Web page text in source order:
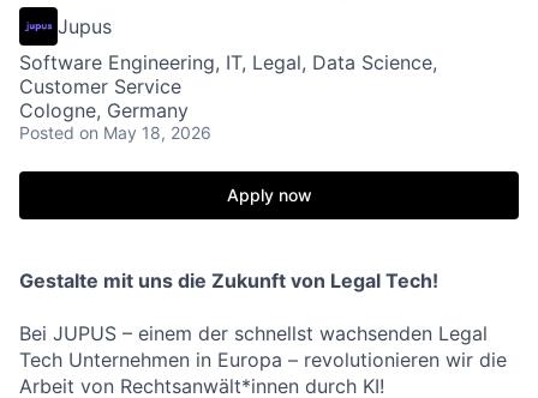
Jupus
Software Engineering, IT, Legal, Data Science,
Customer Service
Cologne, Germany
Posted on May 18, 2026
Apply now
Gestalte mit uns die Zukunft von Legal Tech!
Bei JUPUS – einem der schnellst wachsenden Legal
Tech Unternehmen in Europa – revolutionieren wir die
Arbeit von Rechtsanwält*innen durch KI!